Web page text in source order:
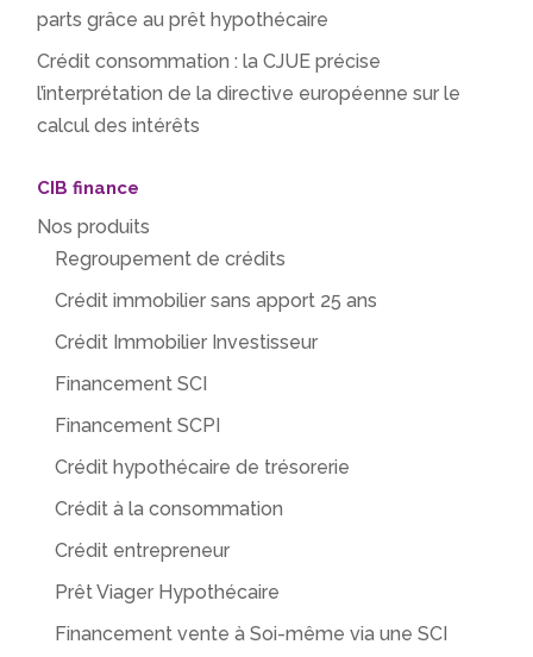
parts grâce au prêt hypothécaire
Crédit consommation : la CJUE précise
l’interprétation de la directive européenne sur le
calcul des intérêts
CIB finance
Nos produits
Regroupement de crédits
Crédit immobilier sans apport 25 ans
Crédit Immobilier Investisseur
Financement SCI
Financement SCPI
Crédit hypothécaire de trésorerie
Crédit à la consommation
Crédit entrepreneur
Prêt Viager Hypothécaire
Financement vente à Soi-même via une SCI